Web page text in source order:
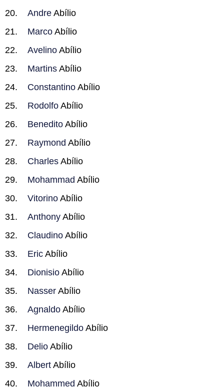
Andre Abílio
Marco Abílio
Avelino Abílio
Martins Abílio
Constantino Abílio
Rodolfo Abílio
Benedito Abílio
Raymond Abílio
Charles Abílio
Mohammad Abílio
Vitorino Abílio
Anthony Abílio
Claudino Abílio
Eric Abílio
Dionisio Abílio
Nasser Abílio
Agnaldo Abílio
Hermenegildo Abílio
Delio Abílio
Albert Abílio
Mohammed Abílio